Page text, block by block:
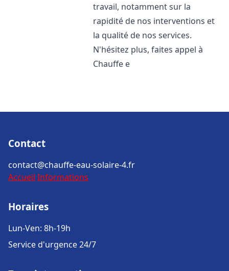
travail, notamment sur la
rapidité de nos interventions et
la qualité de nos services.
N'hésitez plus, faites appel à
Chauffe e
Contact
contact@chauffe-eau-solaire-4.fr
Accueil Informations
Horaires
Lun-Ven: 8h-19h
Service d'urgence 24/7